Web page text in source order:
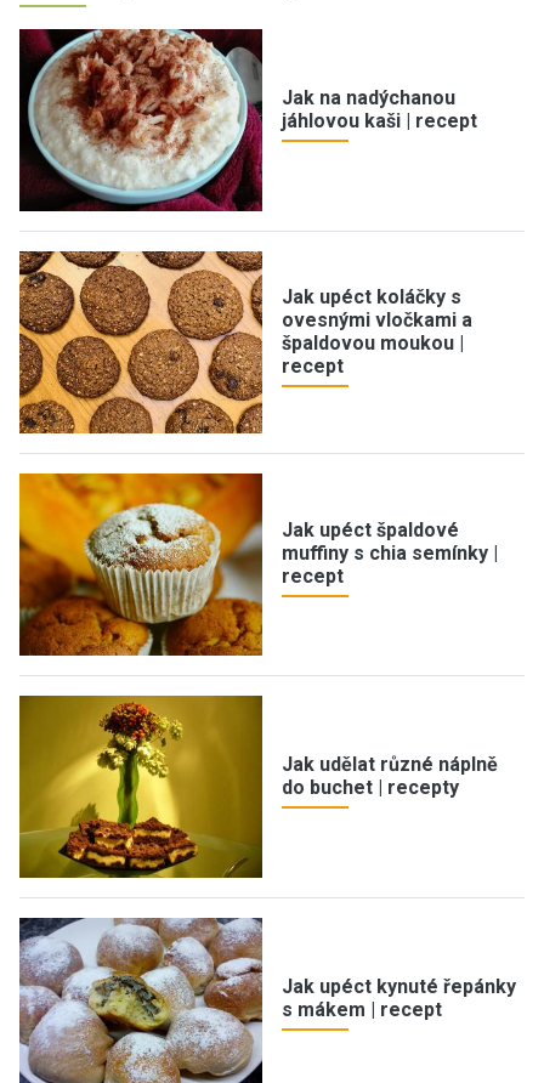
Jak na nadýchanou
jáhlovou kaši | recept
Jak upéct koláčky s
ovesnými vločkami a
špaldovou moukou |
recept
Jak upéct špaldové
muffiny s chia semínky |
recept
Jak udělat různé náplně
do buchet | recepty
Jak upéct kynuté řepánky
s mákem | recept